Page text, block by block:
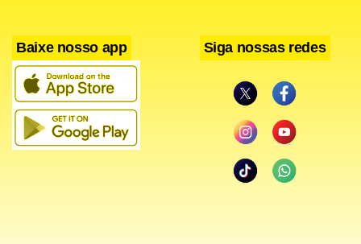
Baixe nosso app Siga nossas redes